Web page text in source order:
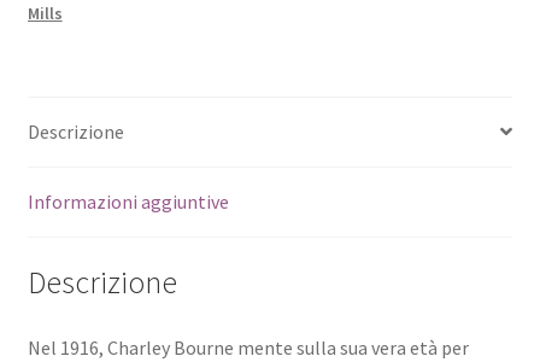
Mills
Descrizione
Informazioni aggiuntive
Descrizione
Nel 1916, Charley Bourne mente sulla sua vera età per